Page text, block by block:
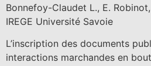
Bonnefoy-Claudet L., E.
IREGE Université Savoie
L’inscription des documents
interactions marchandes en